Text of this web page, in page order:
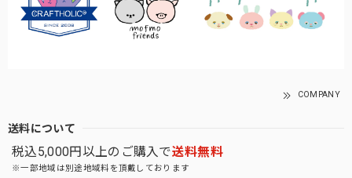
COMPANY
送料について
税込5,000円以上のご購入で送料無料
※一部地域は別途地域料を頂戴しております